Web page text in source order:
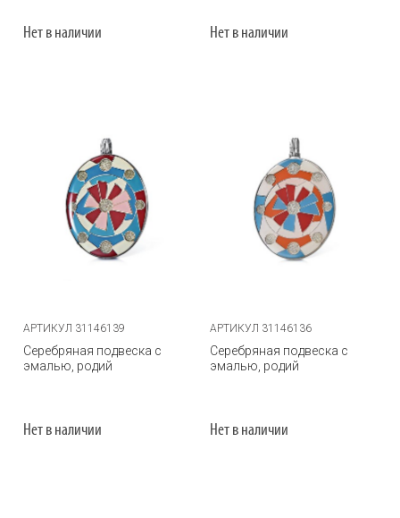
Нет в наличии Нет в наличии
АРТИКУЛ 31146139
Серебряная подвеска с
эмалью, родий
Нет в наличии
АРТИКУЛ 31146136
Серебряная подвеска с
эмалью, родий
Нет в наличии